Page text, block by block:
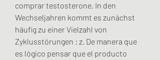
comprar testosterone. In den
Wechseljahren kommt es zunächst
häufig zu einer Vielzahl von
Zyklusstörungen : z. De manera que
es lógico pensar que el producto